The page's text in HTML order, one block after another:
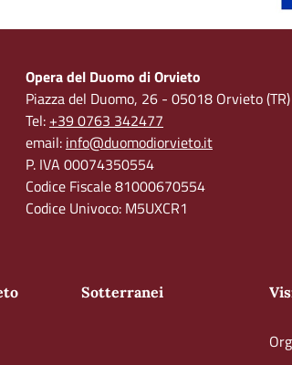
Opera del Duomo di Orvieto
Piazza del Duomo, 26 - 05018 Orvieto (TR)
Tel: +39 0763 342477
email: info@duomodiorvieto.it
P. IVA 00074350554
Codice Fiscale 81000670554
Codice Univoco: M5UXCR1
Sotterranei